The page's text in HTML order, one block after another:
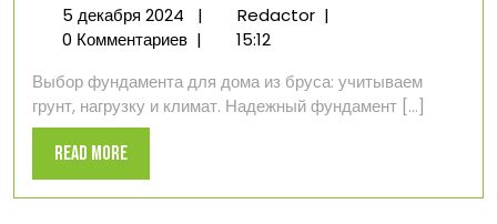
5 декабря 20245
декабря
| RedactorВыбор
дом
из
|
0 Комментариев |
15:12
Выбор фундамента для дома из бруса: учитываем
грунт, нагрузку и климат. Надежный фундамент [...]
Read MoreRead
More